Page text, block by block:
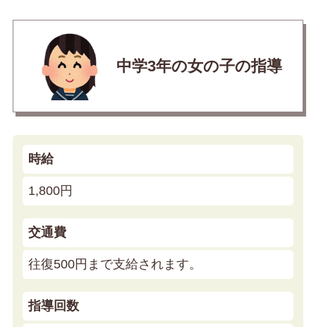
中学3年の女の子の指導
時給
1,800円
交通費
往復500円まで支給されます。
指導回数